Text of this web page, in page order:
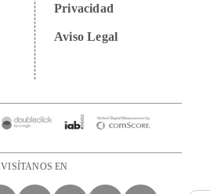
Privacidad
Aviso Legal
VISÍTANOS EN